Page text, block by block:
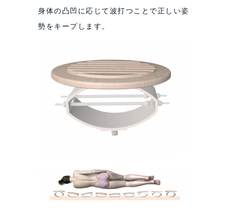
身体の凸凹に応じて波打つことで正しい姿
勢をキープします。